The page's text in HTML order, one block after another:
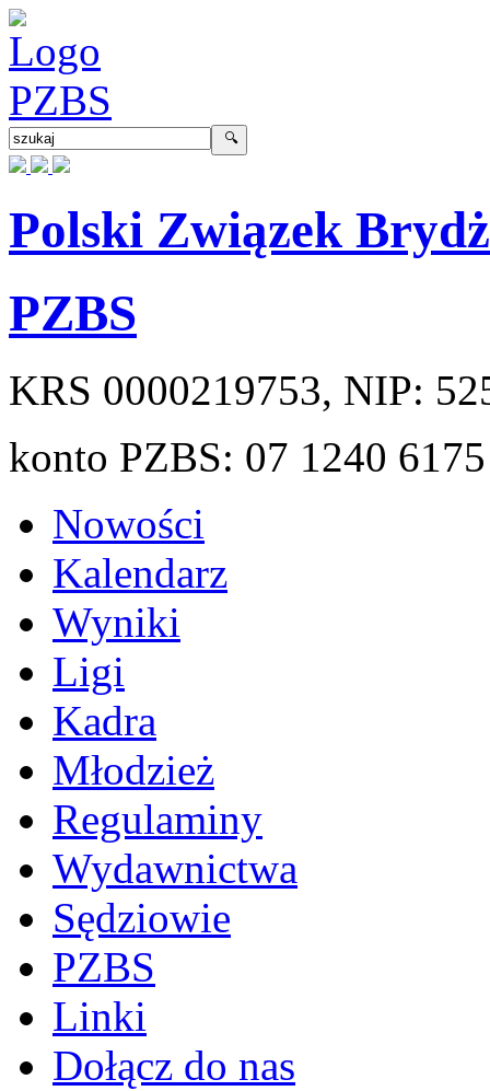
Polski Związek
PZBS
KRS 0000219753, NIP:
konto PZBS: 07 1240
Nowości
Kalendarz
Wyniki
Ligi
Kadra
Młodzież
Regulaminy
Wydawnictwa
Sędziowie
PZBS
Linki
Dołącz do nas